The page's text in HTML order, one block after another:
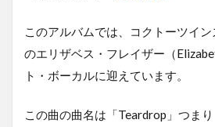
このアルバムでは、コクトーツイン
のエリザベス・フレイザー（
ト・ボーカルに迎えています。
この曲の曲名は「Teardrop」つまり